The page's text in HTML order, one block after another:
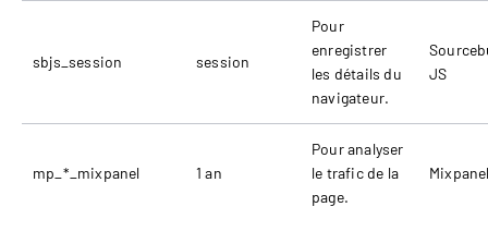
sbjs_session session
Pour
enregistrer
les détails du
navigateur.
JS
mp_*_mixpanel 1 an
Pour analyser
le trafic de la
page.